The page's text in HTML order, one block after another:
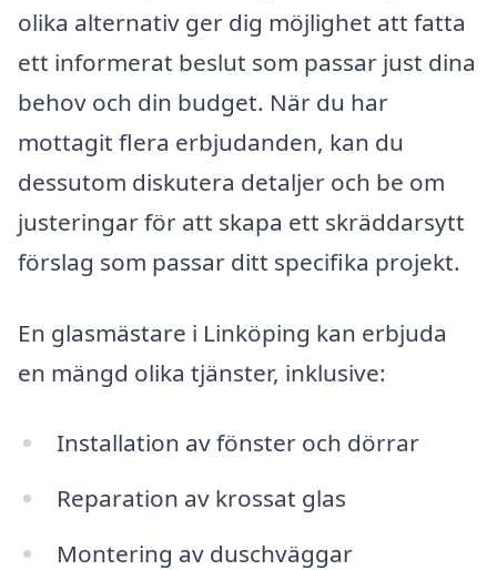
olika alternativ ger dig möjlighet att fatta
ett informerat beslut som passar just dina
behov och din budget. När du har
mottagit flera erbjudanden, kan du
dessutom diskutera detaljer och be om
justeringar för att skapa ett skräddarsytt
förslag som passar ditt specifika projekt.
En glasmästare i Linköping kan erbjuda
en mängd olika tjänster, inklusive:
Installation av fönster och dörrar
Reparation av krossat glas
Montering av duschväggar